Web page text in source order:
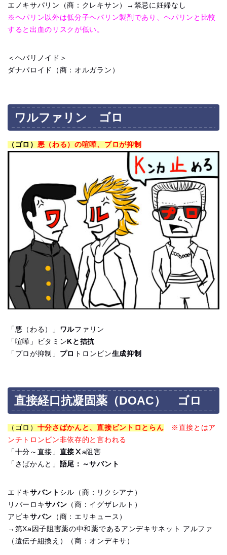
エノキサパリン（商：クレキサン）→禁忌に妊婦なし
※ヘパリン以外は低分子ヘパリン製剤であり、ヘパリンと比較
すると出血のリスクが低い。
＜ヘパリノイド＞
ダナパロイド（商：オルガラン）
ワルファリン ゴロ
（ゴロ） 悪（わる）の喧嘩、プロが抑制
「悪（わる）」 ワルファリン
「喧嘩」ビタミン Kと拮抗
「プロが抑制」 プロ トロンビン生成抑制
直接経口抗凝固薬（DOAC） ゴロ
（ゴロ） 十分さばかんと、直接ビントロとらん ※直接とはア
ンチトロンビン非依存的と言われる
「十分～直接」 直接Ⅹa阻害
「さばかんと」 語尾：～サバント
エドキサバント シル（商：リクシアナ）
リバーロキサバン （商：イグザレルト）
アビキサバン （商：エリキュース）
→第Xa因子阻害薬の中和薬であるアンデキサネット アルファ
（遺伝子組換え）（商：オンデキサ）